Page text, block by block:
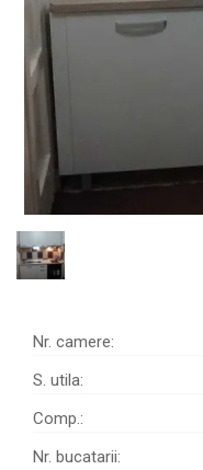
Nr. camere:
S. utila:
Comp.:
Nr. bucatarii: